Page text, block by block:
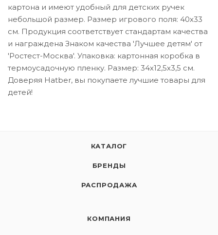
картона и имеют удобный для детских ручек
небольшой размер. Размер игрового поля: 40х33
см. Продукция соответствует стандартам качества
и награждена Знаком качества 'Лучшее детям' от
'Ростест-Москва'. Упаковка: картонная коробка в
термоусадочную пленку. Размер: 34х12,5х3,5 см.
Доверяя Hatber, вы покупаете лучшие товары для
детей!
КАТАЛОГ
БРЕНДЫ
РАСПРОДАЖА
КОМПАНИЯ